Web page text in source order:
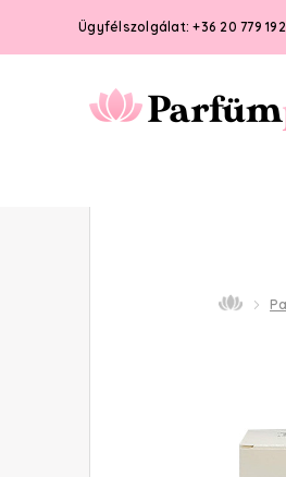
Ügyfélszolgálat: +36 20 779